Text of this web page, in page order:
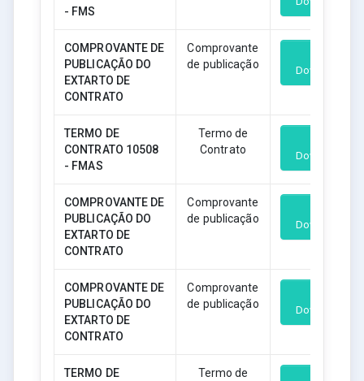
- FMS
COMPROVANTE DE
PUBLICAÇÃO DO
EXTARTO DE
CONTRATO
Comprovante
de publicação
Download
TERMO DE
CONTRATO 10508
- FMAS
Termo de
Contrato
Download
COMPROVANTE DE
PUBLICAÇÃO DO
EXTARTO DE
CONTRATO
Comprovante
de publicação
Download
COMPROVANTE DE
PUBLICAÇÃO DO
EXTARTO DE
CONTRATO
Comprovante
de publicação
Download
TERMO DE
Termo de